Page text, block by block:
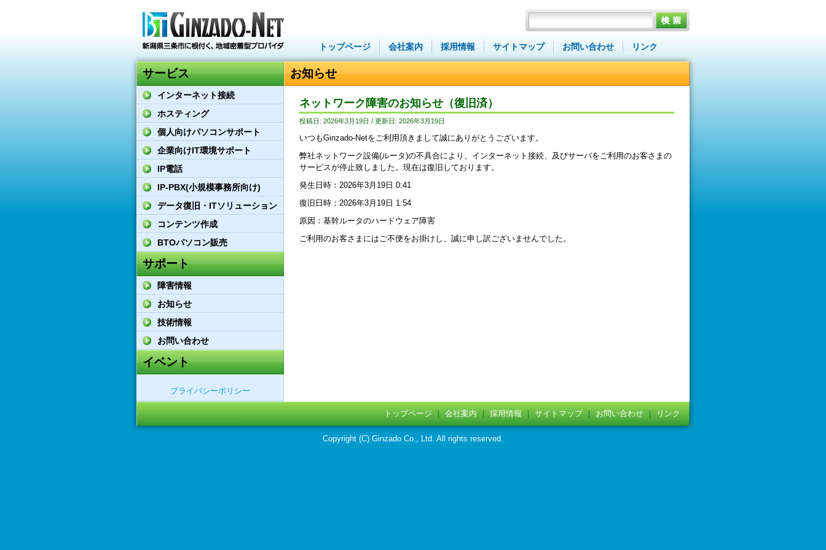
トップページ 会社案内 採用情報 サイトマップ お問い合わせ リンク
サービス
インターネット接続
ホスティング
個人向けパソコンサポート
企業向けIT環境サポート
IP電話
IP-PBX(小規模事務所向け)
データ復旧・ITソリューション
コンテンツ作成
BTOパソコン販売
サポート
障害情報
お知らせ
技術情報
お問い合わせ
イベント
プライバシーポリシー
お知らせ
ネットワーク障害のお知らせ（復旧済）
投稿日: 2026年3月19日 / 更新日: 2026年3月19日
いつもGinzado-Netをご利用頂きまして誠にありがとうございます。
弊社ネットワーク設備(ルータ)の不具合により、インターネット接続、及びサーバをご利用のお客さまの
サービスが停止致しました。現在は復旧しております。
発生日時：2026年3月19日 0:41
復旧日時：2026年3月19日 1:54
原因：基幹ルータのハードウェア障害
ご利用のお客さまにはご不便をお掛けし、誠に申し訳ございませんでした。
トップページ ｜ 会社案内 ｜ 採用情報 ｜ サイトマップ｜ お問い合わせ ｜ リンク
Copyright (C) Ginzado Co., Ltd. All rights reserved.